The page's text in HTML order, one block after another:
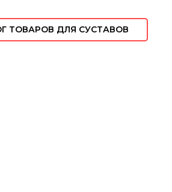
ТОВАРОВ ДЛЯ СУСТАВОВ